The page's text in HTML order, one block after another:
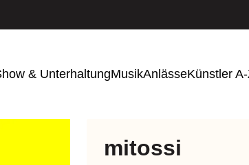
& UnterhaltungMusikAnlässeKünstler
mitossi